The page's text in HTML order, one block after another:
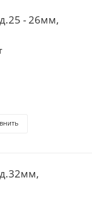
- 26мм,